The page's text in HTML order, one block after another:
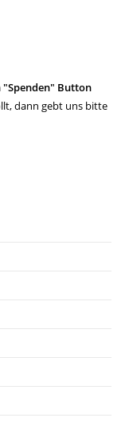
"Spenden" Button
dann gebt uns bitte